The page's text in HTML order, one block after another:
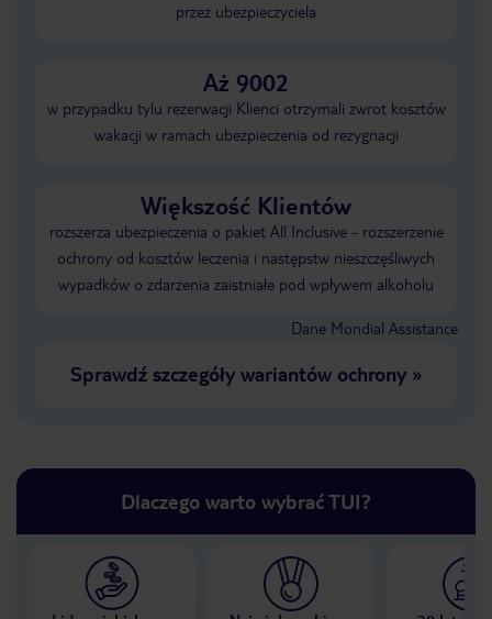
przez ubezpieczyciela
Aż 9002
w przypadku tylu rezerwacji Klienci otrzymali zwrot kosztów
wakacji w ramach ubezpieczenia od rezygnacji
Większość Klientów
rozszerza ubezpieczenia o pakiet All Inclusive - rozszerzenie
ochrony od kosztów leczenia i następstw nieszczęśliwych
wypadków o zdarzenia zaistniałe pod wpływem alkoholu
Dane Mondial Assistance
Sprawdź szczegóły wariantów ochrony»
Dlaczego warto wybrać TUI?